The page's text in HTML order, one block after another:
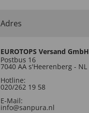
Adres
EUROTOPS Versand GmbH
Postbus 16
7040 AA s'Heerenberg - NL
Hotline:
020/262 19 58
E-Mail:
info@sanpura.nl